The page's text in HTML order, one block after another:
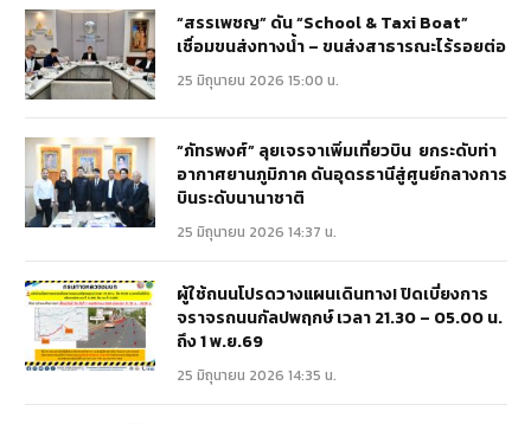
“สรรเพชญ” ดัน “School & Taxi Boat”
เชื่อมขนส่งทางน้ำ – ขนส่งสาธารณะไร้รอยต่อ
25 มิถุนายน 2026 15:00 น.
“ภัทรพงศ์” ลุยเจรจาเพิ่มเที่ยวบิน ยกระดับท่า
อากาศยานภูมิภาค ดันอุดรธานีสู่ศูนย์กลางการ
บินระดับนานาชาติ
25 มิถุนายน 2026 14:37 น.
ผู้ใช้ถนนโปรดวางแผนเดินทาง! ปิดเบี่ยงการ
จราจรถนนกัลปพฤกษ์ เวลา 21.30 – 05.00 น.
ถึง 1 พ.ย.69
25 มิถุนายน 2026 14:35 น.